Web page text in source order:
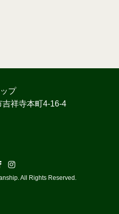
プ
祥寺本町4-16-4
All Rights Reserved.